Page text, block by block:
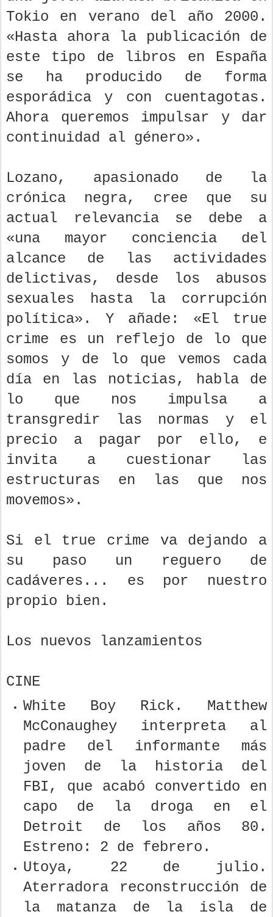
Tokio en verano del año 2000.
«Hasta ahora la publicación de
este tipo de libros en España
se ha producido de forma
esporádica y con cuentagotas.
Ahora queremos impulsar y dar
continuidad al género».
Lozano, apasionado de la
crónica negra, cree que su
actual relevancia se debe a
«una mayor conciencia del
alcance de las actividades
delictivas, desde los abusos
sexuales hasta la corrupción
política». Y añade: «El true
crime es un reflejo de lo que
somos y de lo que vemos cada
día en las noticias, habla de
lo que nos impulsa a
transgredir las normas y el
precio a pagar por ello, e
invita a cuestionar las
estructuras en las que nos
movemos».
Si el true crime va dejando a
su paso un reguero de
cadáveres... es por nuestro
propio bien.
Los nuevos lanzamientos
CINE
White Boy Rick. Matthew
McConaughey interpreta al
padre del informante más
joven de la historia del
FBI, que acabó convertido en
capo de la droga en el
Detroit de los años 80.
Estreno: 2 de febrero.
Utoya, 22 de julio.
Aterradora reconstrucción de
la matanza de la isla de